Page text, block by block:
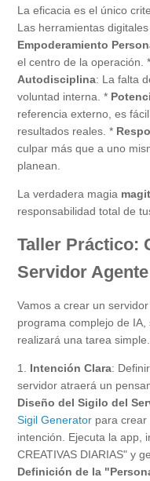
La eficacia es el único
Las herramientas
Empoderamiento
el centro de la operación. *
Autodisciplina: La falta
voluntad interna. *
referencia externo, es
resultados reales. *
culpar más que a uno
planean.
La verdadera magia
responsabilidad total de
Taller Práctico:
Servidor Agente
Vamos a crear un
programa complejo de
realizará una tarea simple.
1. Intención Clara:
servidor atraerá un
Diseño del Sigilo del
Sigil Generator para crear
intención. Ejecuta la app,
CREATIVAS DIARIAS" y
Definición de la